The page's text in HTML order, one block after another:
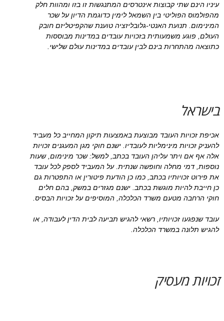
עיניו הינם שתי קבוצות אינטרסים המתנגשות זו בזו ומהוות חלק
מהפולמוס הפוליטי בין השמאל לימין כדוגמת הדיון על שכר
המינימום. תנועת האנטי-גלובליזציה טוענת שהקפיטליזם חובק
העולם, פוגע משמעותית בזכויות עובדים במדינות מבוססות
כתוצאה מהתחרות בינם לבין עובדים במדינות עולם שלישי.
בישראל
אכיפת זכויות העובד מבוצעת באמצעות תיקון המחייב כל מעביד
להעניק זכויות מינימליות לעובדיו. ישנם חוקי מגן המעגנים זכויות
אלה אף אם ויתר עליהן העובד בכתב, למשל: שכר מינימום, שעות
נוספות, דמי מחלה וחופשה שנתית. על המעביד לספק לכל עובד
את פירוט זכויותיו בכתב, כמו כן הודעת פיטורין או התפטרות גם
כן חייבת להיות מוגשת בכתב. ישנם מגזרים במשק, בהם חלים
חוקי הרחבה מטעם משרד הכלכלה, המוסיפים על זכויות הבסיס.
עובד שנפגעו זכויותיו, רשאי להגיש תביעה לבית הדין לעבודה, או
להגיש תלונה במשרד הכלכלה.
זכויות מעסיק